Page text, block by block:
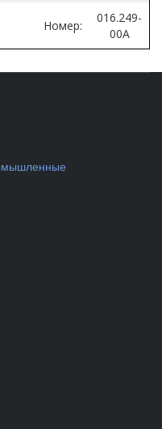
Номер:
016.249-
00A